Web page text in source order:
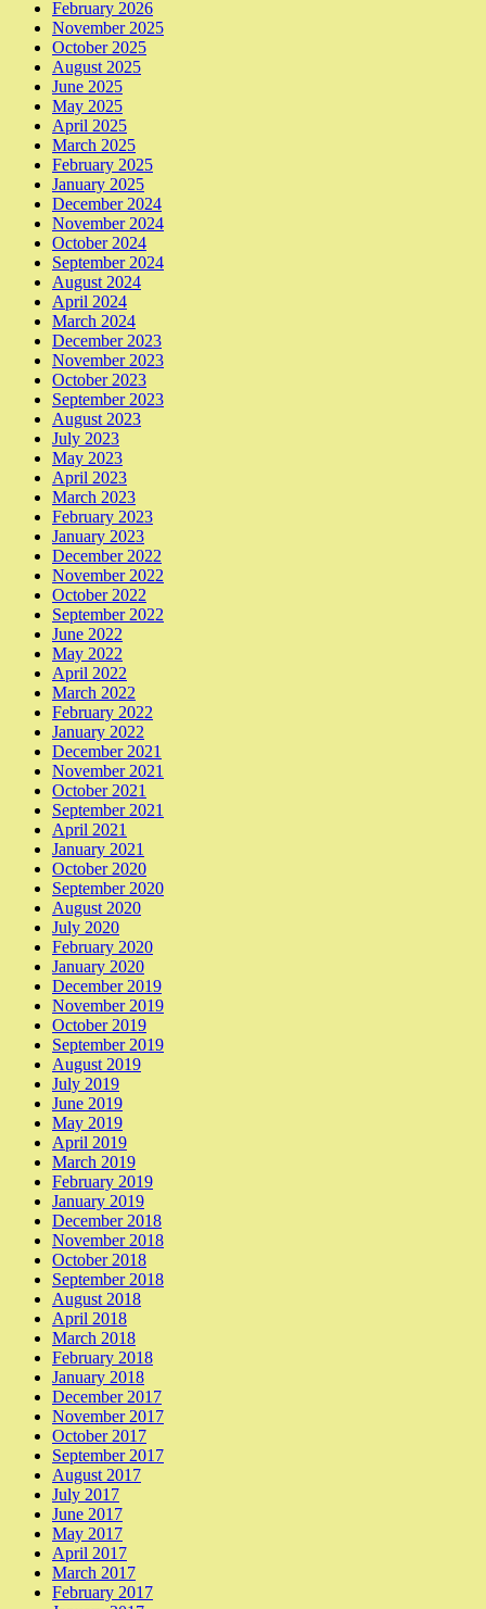
February 2026
November 2025
October 2025
August 2025
June 2025
May 2025
April 2025
March 2025
February 2025
January 2025
December 2024
November 2024
October 2024
September 2024
August 2024
April 2024
March 2024
December 2023
November 2023
October 2023
September 2023
August 2023
July 2023
May 2023
April 2023
March 2023
February 2023
January 2023
December 2022
November 2022
October 2022
September 2022
June 2022
May 2022
April 2022
March 2022
February 2022
January 2022
December 2021
November 2021
October 2021
September 2021
April 2021
January 2021
October 2020
September 2020
August 2020
July 2020
February 2020
January 2020
December 2019
November 2019
October 2019
September 2019
August 2019
July 2019
June 2019
May 2019
April 2019
March 2019
February 2019
January 2019
December 2018
November 2018
October 2018
September 2018
August 2018
April 2018
March 2018
February 2018
January 2018
December 2017
November 2017
October 2017
September 2017
August 2017
July 2017
June 2017
May 2017
April 2017
March 2017
February 2017